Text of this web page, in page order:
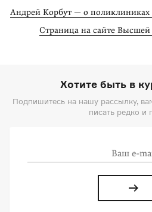
Андрей Корбут — о поликлиниках
Страница на сайте
Хотите быть в
Подпишитесь на нашу рассылку,
писать редко и